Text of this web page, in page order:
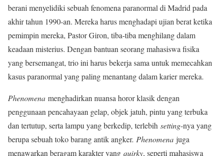
berani menyelidiki sebuah fenomena paranormal di Madrid pada
akhir tahun 1990-an. Mereka harus menghadapi ujian berat ketika
pemimpin mereka, Pastor Giron, tiba-tiba menghilang dalam
keadaan misterius. Dengan bantuan seorang mahasiswa fisika
yang bersemangat, trio ini harus bekerja sama untuk memecahkan
kasus paranormal yang paling menantang dalam karier mereka.
Phenomena menghadirkan nuansa horor klasik dengan
penggunaan pencahayaan gelap, objek jatuh, pintu yang terbuka
dan tertutup, serta lampu yang berkedip, terlebih setting-nya yang
berupa sebuah toko barang antik angker. Phenomena juga
menawarkan beragam karakter yang quirky, seperti mahasiswa